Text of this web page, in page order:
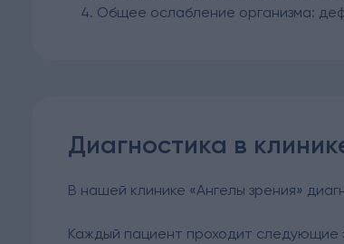
Общее ослабление организма:
Диагностика в
В нашей клинике «Ангелы зрения»
Каждый пациент проходит следующие